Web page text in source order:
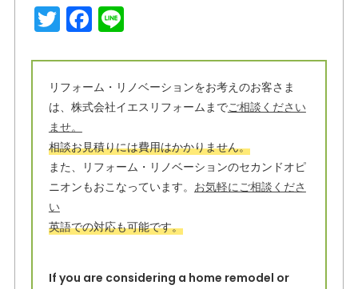
T
it
t
e
r
F
c
e
b
o
o
k
Li
e
リフォーム・リノベーションをお考えのお客さま
は、株式会社イエスリフォームまでご相談ください
ませ。
相談お見積りには費用はかかりません。
また、リフォーム・リノベーションのセカンドオピ
ニオンもおこなっています。 お気軽にご相談くださ
い
英語での対応も可能です。
If you are considering a home remodel or